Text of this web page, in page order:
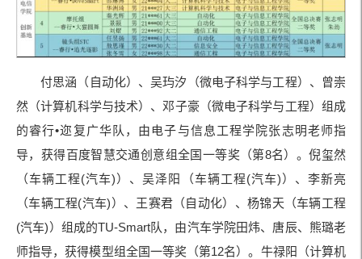
付思涵（自动化）、吴玙汐（微电子科学与工程）、曾崇
然（计算机科学与技术）、邓子豪（微电子科学与工程）组成
的睿行•迩复广华队，由电子与信息工程学院张志明老师指
导，获得百度智慧交通创意组全国一等奖（第8名）。倪玺然
（车辆工程(汽车)）、吴泽阳（车辆工程(汽车)）、李新亮
（车辆工程(汽车)）、王赛君（自动化）、杨锦天（车辆工程
(汽车)）组成的TU-Smart队，由汽车学院田炜、唐辰、熊璐老
师指导，获得模型组全国一等奖（第12名）。牛禄阳（计算机